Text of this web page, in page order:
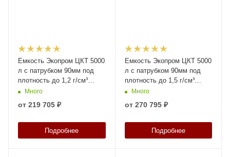
Емкость Экопром ЦКТ 5000
л с патрубком 90мм под
плотность до 1,2 г/см³
белая в обрешетке New
(разборной) с лестницей
Много
от 219 705 ₽
Подробнее
Емкость Экопром ЦКТ 5000
л с патрубком 90мм под
плотность до 1,5 г/см³
белая в обрешетке New
(разборной) с лестницей
Много
от 270 795 ₽
Подробнее